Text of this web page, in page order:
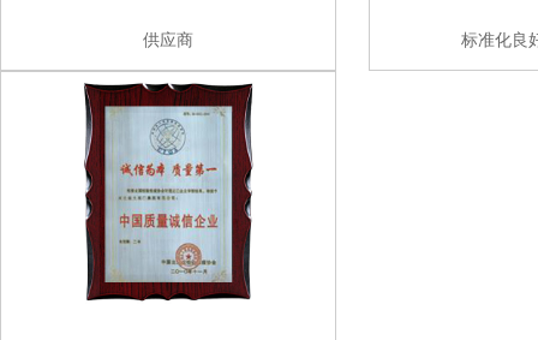
供应商 标准化良